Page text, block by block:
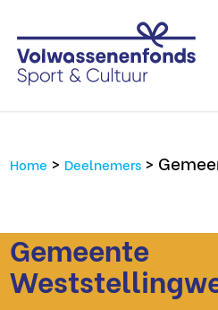
Home > Deelnemers >
Gemeente